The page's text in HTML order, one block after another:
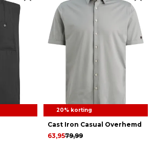
20% korting
Cast Iron Casual Overhemd
79,99
63,95